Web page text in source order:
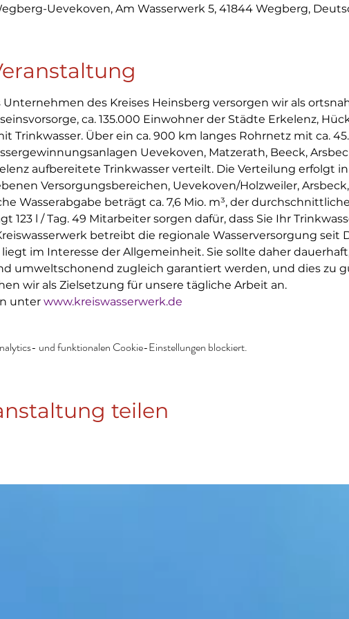
Uevekoven, Am Wasserwerk 5, 41844 Wegberg,
des Kreises Heinsberg versorgen wir als
ca. 135.000 Einwohner der Städte Erkelenz,
Trinkwasser. Über ein ca. 900 km langes Rohrnetz mit ca.
Uevekoven, Matzerath, Beeck,
aufbereitete Trinkwasser verteilt. Die Verteilung erfolgt
Versorgungsbereichen, Uevekoven/Holzweiler,
Wasserabgabe beträgt ca. 7,6 Mio. m³, der
123 l / Tag. 49 Mitarbeiter sorgen dafür, dass Sie Ihr
betreibt die regionale Wasserversorgung seit
im Interesse der Allgemeinheit. Sie sollte daher
umweltschonend zugleich garantiert werden, und dies zu
wir als Zielsetzung für unsere tägliche Arbeit an.
unter www.kreiswasserwerk.de
und funktionalen Cookie-Einstellungen blockiert.
teilen